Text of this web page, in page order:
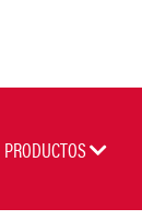
PRODUCTOS